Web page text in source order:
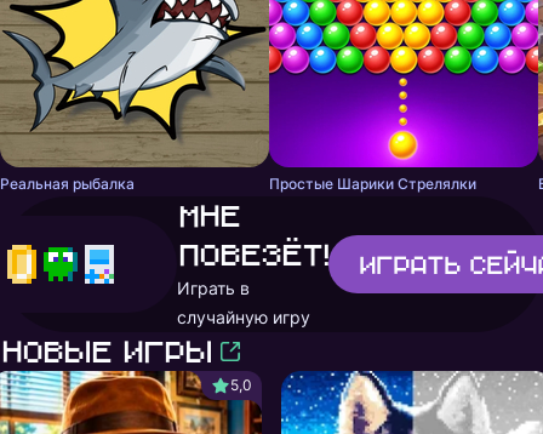
Реальная рыбалка Простые Шарики Стрелялки
Мне
повезёт!
Играть в
случайную игру
Играть
Новые игры
5,0